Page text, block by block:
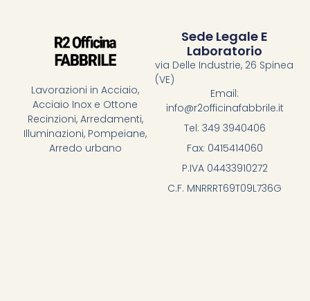
Lavorazioni in Acciaio,
Acciaio Inox e Ottone
Recinzioni, Arredamenti,
Illuminazioni, Pompeiane,
Arredo urbano
Sede Legale E
Laboratorio
via Delle Industrie, 26 Spinea
(VE)
Email:
info@r2officinafabbrile.it
Tel: 349 3940406
Fax: 0415414060
P.IVA 04433910272
C.F. MNRRRT69T09L736G